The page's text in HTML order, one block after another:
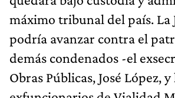
máximo tribunal del país. La
podría avanzar contra el
demás condenados -el
Obras Públicas, José López, y